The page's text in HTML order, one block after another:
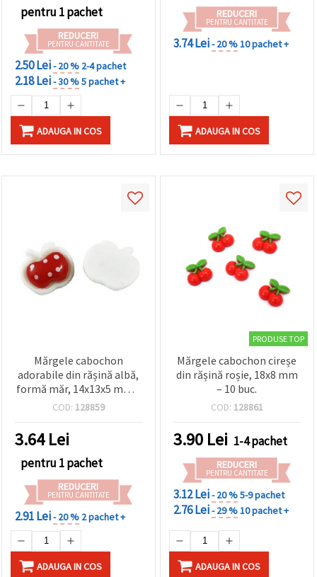
pentru 1 pachet
REDUCERI
PENTRU CANTITATE
2.50 Lei- 20 % 2-4 pachet
2.18 Lei- 30 %5 pachet +
ADAUGA IN COS
REDUCERI
PENTRU CANTITATE
3.74 Lei- 20 %10 pachet +
ADAUGA IN COS
Mărgele cabochon
adorabile din rășină albă,
formă măr, 14x13x5 mm –
set de 10 bucăți pentru
proiecte DIY creative
COD: 128859
3.64Lei
pentru 1 pachet
REDUCERI
PENTRU CANTITATE
2.91 Lei- 20 % 2 pachet +
ADAUGA IN COS
PRODUSE TOP
Mărgele cabochon cireșe
din rășină roșie, 18x8 mm
– 10 buc.
COD: 128861
3.90 Lei 1-4 pachet
REDUCERI
PENTRU CANTITATE
3.12 Lei- 20 %5-9 pachet
2.76 Lei- 29 %10 pachet +
ADAUGA IN COS